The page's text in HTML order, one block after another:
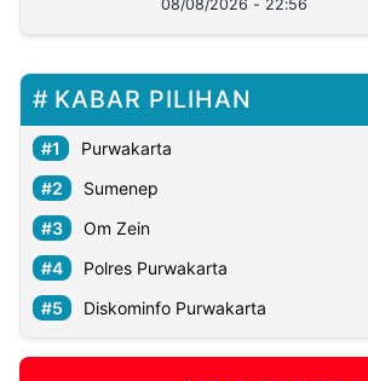
08/08/2026 - 22:56
KABAR PILIHAN
Purwakarta
Sumenep
Om Zein
Polres Purwakarta
Diskominfo Purwakarta